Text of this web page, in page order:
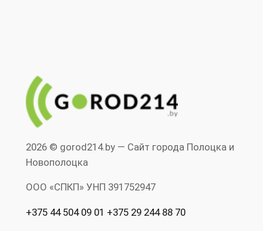
2026 © gorod214.by — Сайт города Полоцка и
Новополоцка
ООО «СПКП» УНП ‎391752947
+375 44 504 09 01 +375 29 244 88 70